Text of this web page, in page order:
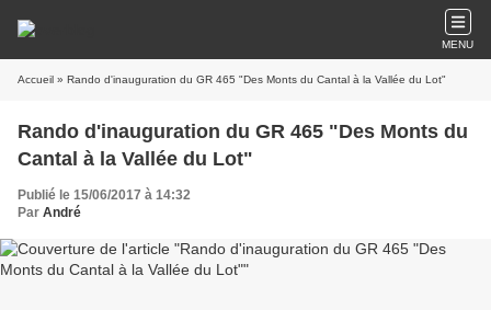
MENU
Accueil » Rando d'inauguration du GR 465 "Des Monts du Cantal à la Vallée du Lot"
Rando d'inauguration du GR 465 "Des Monts du
Cantal à la Vallée du Lot"
Publié le 15/06/2017 à 14:32
Par André